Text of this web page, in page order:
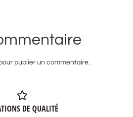
publier un commentaire.
DE QUALITÉ